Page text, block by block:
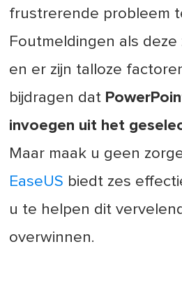
frustrerende probleem
Foutmeldingen als
en er zijn talloze
bijdragen dat
invoegen uit het
Maar maak u geen
EaseUS biedt zes
u te helpen dit
overwinnen.